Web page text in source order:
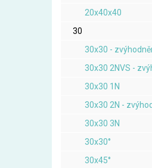
20x40x40
30
30x30 -
30x30 2NVS -
30x30 1N
30x30 2N -
30x30 3N
30x30°
30x45°